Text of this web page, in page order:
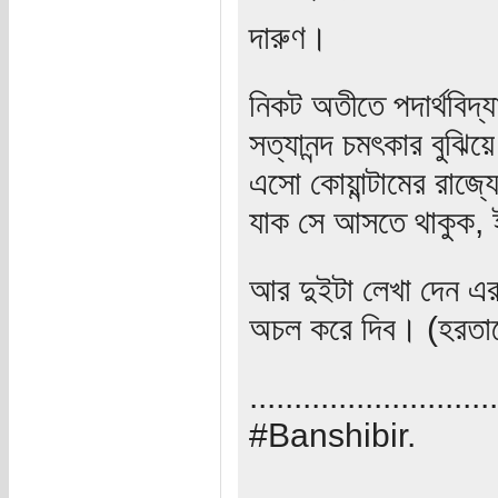
দারুণ।
নিকট অতীতে
সত্যানন্দ চমৎকার
এসো কোয়ান্টামের
যাক সে আসতে থাকুক,
আর দুইটা লেখা দেন
অচল করে দিব।
#Banshibir.